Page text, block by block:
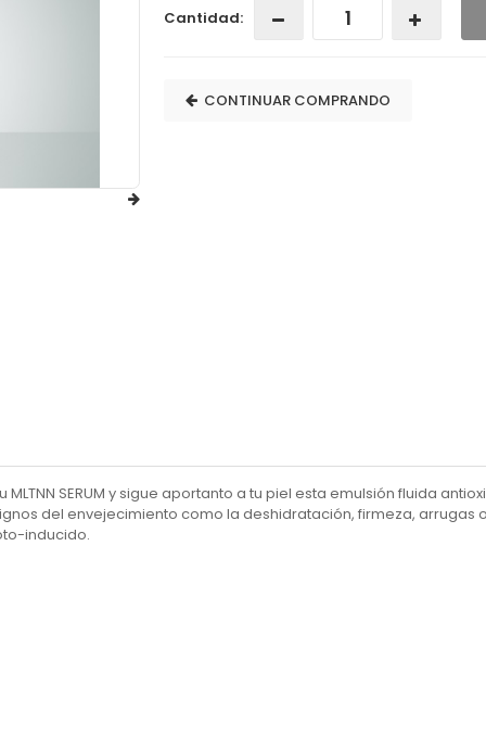
Cantidad:
CONTINUAR COMPRANDO
SERUM y sigue aportanto a tu piel esta emulsión fluida
del envejecimiento como la deshidratación, firmeza, arrugas
inducido.